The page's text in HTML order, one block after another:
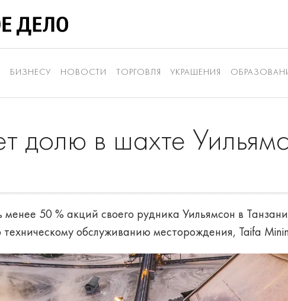
БИЗНЕСУ НОВОСТИ ТОРГОВЛЯ УКРАШЕНИЯ
долю в шахте
менее 50 % акций своего рудника Уильямсон в
обслуживанию месторождения, Taifa